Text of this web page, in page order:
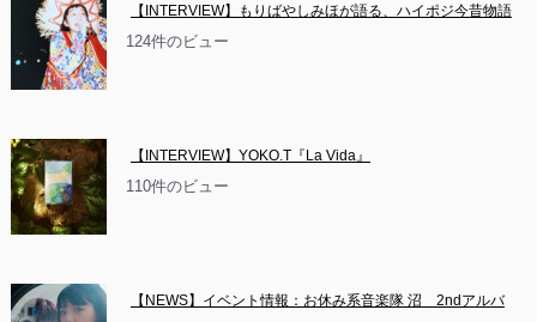
【INTERVIEW】もりばやしみほが語る、ハイポジ今昔物語
124件のビュー
【INTERVIEW】YOKO.T『La Vida』
110件のビュー
【NEWS】イベント情報：お休み系音楽隊 沼　2ndアルバ